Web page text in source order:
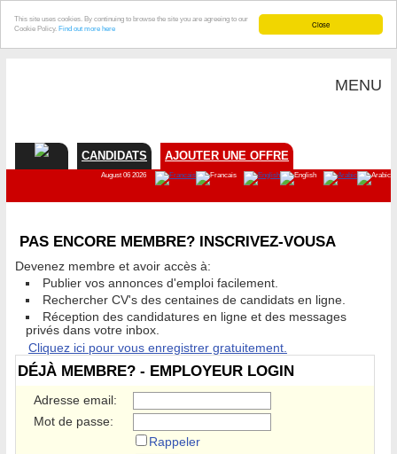
Close
This site uses cookies. By continuing to browse the site you are agreeing to our
Cookie Policy. Find out more here
MENU
CANDIDATS AJOUTER UNE OFFRE
August 06 2026
PAS ENCORE MEMBRE? INSCRIVEZ-VOUSA
Devenez membre et avoir accès à:
Publier vos annonces d'emploi facilement.
Rechercher CV's des centaines de candidats en ligne.
Réception des candidatures en ligne et des messages
privés dans votre inbox.
Cliquez ici pour vous enregistrer gratuitement.
DÉJÀ MEMBRE? - EMPLOYEUR LOGIN
Adresse email:
Mot de passe:
Rappeler